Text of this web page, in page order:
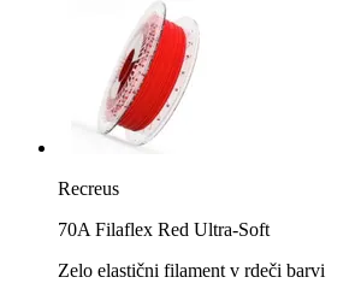
Recreus
70A Filaflex Red Ultra-Soft
Zelo elastični filament v rdeči barvi